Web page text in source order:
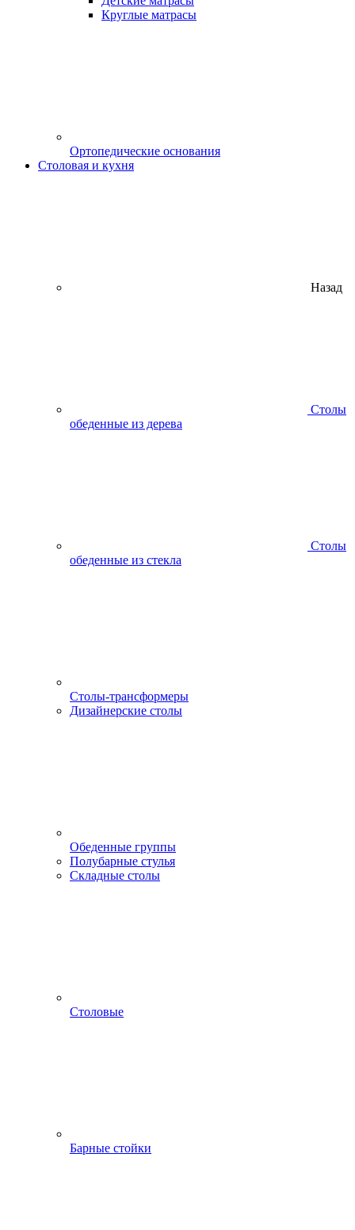
Круглые матрасы
Ортопедические основания
Столовая и кухня
Назад
Столы
обеденные из дерева
Столы
обеденные из стекла
Столы-трансформеры
Дизайнерские столы
Обеденные группы
Полубарные стулья
Складные столы
Столовые
Барные стойки